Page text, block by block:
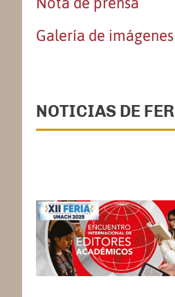
Galería de imágenes
NOTICIAS DE